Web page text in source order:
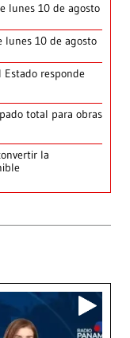
lunes 10 de agosto
lunes 10 de agosto
Estado responde
total para obras
la